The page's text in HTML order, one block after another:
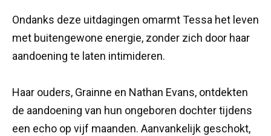
Ondanks deze uitdagingen omarmt Tessa het leven
met buitengewone energie, zonder zich door haar
aandoening te laten intimideren.
Haar ouders, Grainne en Nathan Evans, ontdekten
de aandoening van hun ongeboren dochter tijdens
een echo op vijf maanden. Aanvankelijk geschokt,